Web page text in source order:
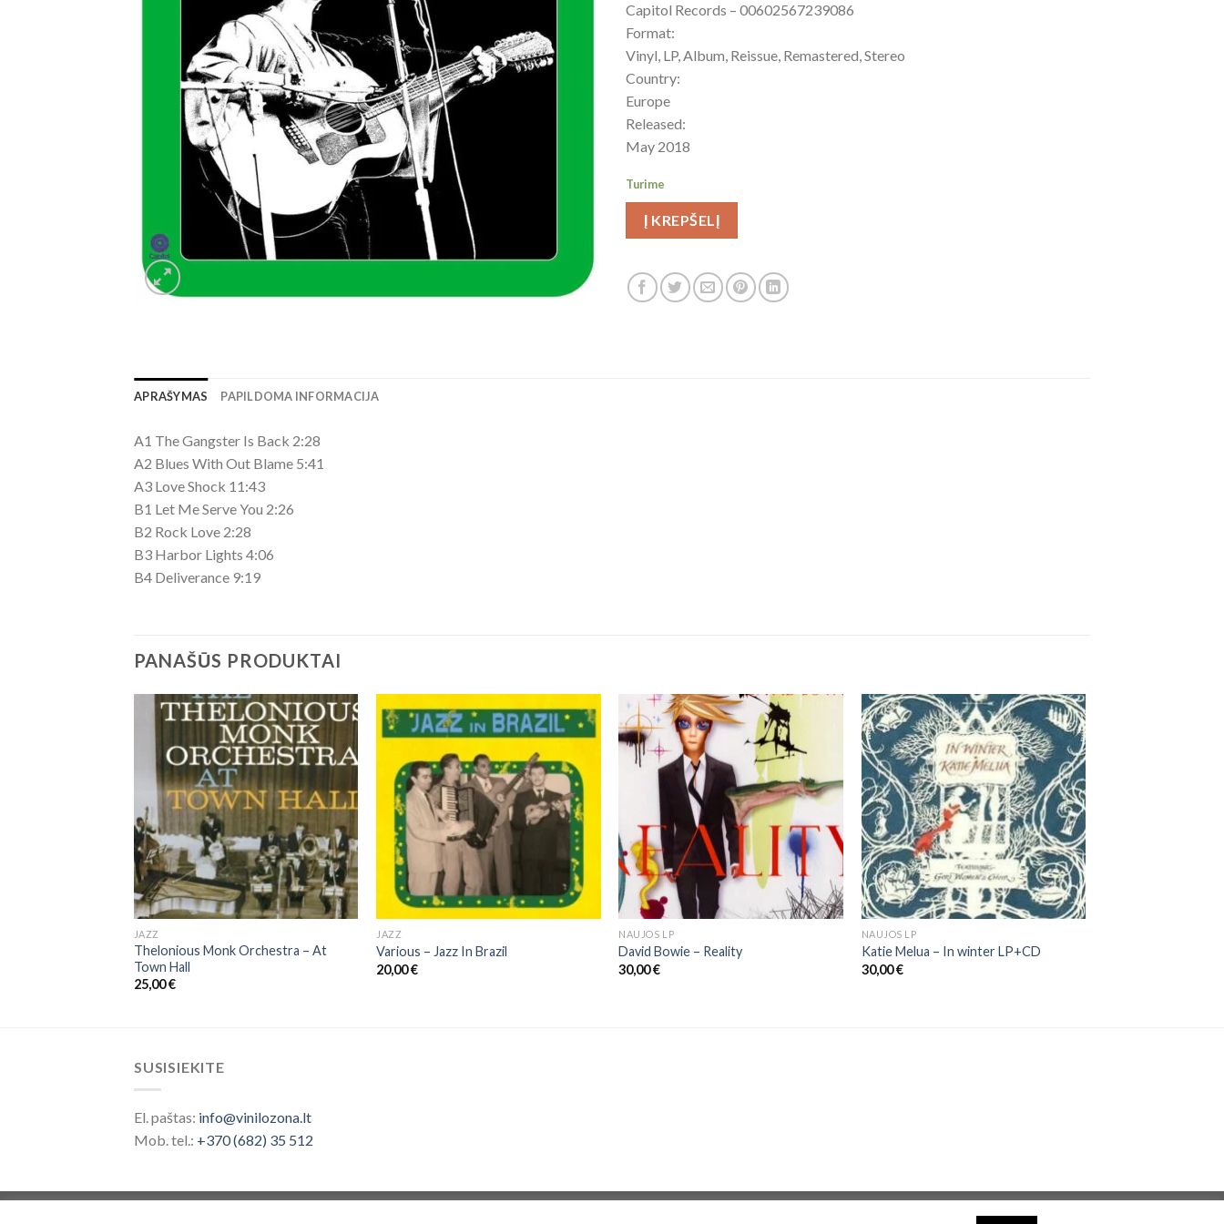
Capitol Records – 00602567239086
Format:
Vinyl, LP, Album, Reissue, Remastered, Stereo
Country:
Europe
Released:
May 2018
Turime
Į KREPŠELĮ
APRAŠYMAS PAPILDOMA INFORMACIJA
A1 The Gangster Is Back 2:28
A2 Blues With Out Blame 5:41
A3 Love Shock 11:43
B1 Let Me Serve You 2:26
B2 Rock Love 2:28
B3 Harbor Lights 4:06
B4 Deliverance 9:19
PANAŠŪS PRODUKTAI
JAZZ
Thelonious Monk Orchestra ‎– At
Town Hall
25,00€
JAZZ
Various – Jazz In Brazil
20,00€
NAUJOS LP
David Bowie ‎– Reality
30,00€
NAUJOS LP
Katie Melua – In winter LP+CD
30,00€
SUSISIEKITE
El. paštas: info@vinilozona.lt
Mob. tel.: +370 (682) 35 512